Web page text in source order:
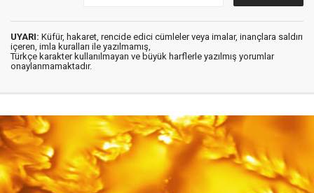
UYARI: Küfür, hakaret, rencide edici cümleler veya imalar, inançlara saldırı
içeren, imla kuralları ile yazılmamış,
Türkçe karakter kullanılmayan ve büyük harflerle yazılmış yorumlar
onaylanmamaktadır.